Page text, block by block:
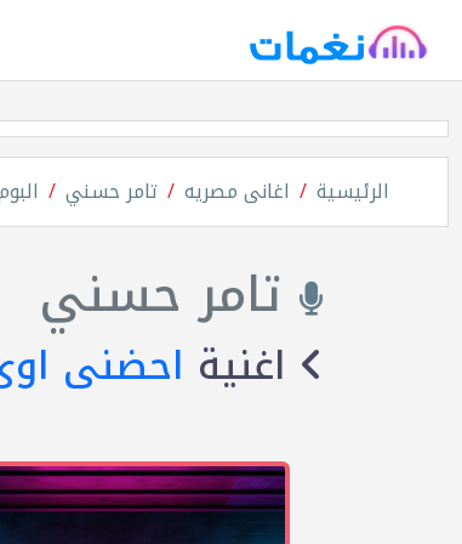
الرئيسية اغانى مصريه تامر حسني
تامر حسني
اغنية احضنى